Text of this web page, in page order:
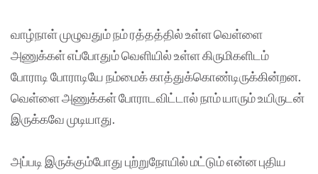
வாழ்நாள் முழுவதும் நம் ரத்தத்தில் உள்ள வெள்ளை
அணுக்கள் எப்போதும் வெளியில் உள்ள கிருமிகளிடம்
போராடி போராடியே நம்மைக் காத்துக்கொண்டிருக்கின்றன.
வெள்ளை அணுக்கள் போராடவிட்டால் நாம் யாரும் உயிருடன்
இருக்கவே முடியாது.
அப்படி இருக்கும்போது புற்றுநோயில் மட்டும் என்ன புதிய